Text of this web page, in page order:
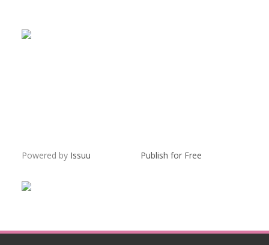
Powered by Issuu Publish for Free